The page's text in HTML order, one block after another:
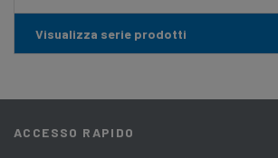
Visualizza serie prodotti
ACCESSO RAPIDO